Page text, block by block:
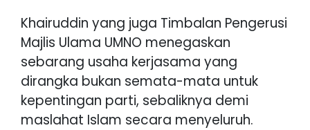
Khairuddin yang juga Timbalan Pengerusi
Majlis Ulama UMNO menegaskan
sebarang usaha kerjasama yang
dirangka bukan semata-mata untuk
kepentingan parti, sebaliknya demi
maslahat Islam secara menyeluruh.